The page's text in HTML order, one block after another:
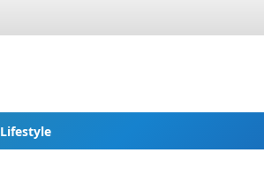
Lifestyle